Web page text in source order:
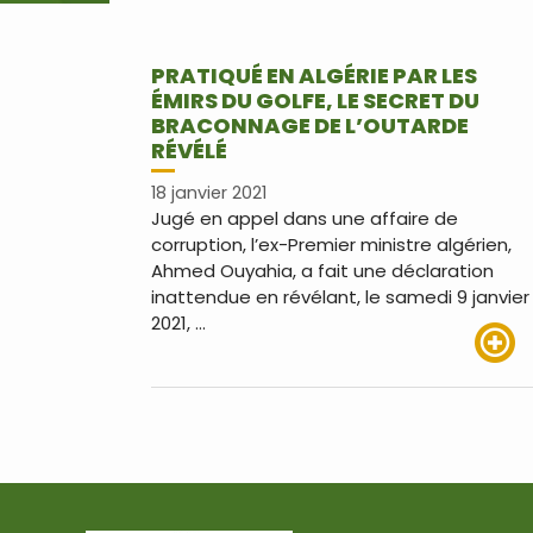
PRATIQUÉ EN ALGÉRIE PAR LES
ÉMIRS DU GOLFE, LE SECRET DU
BRACONNAGE DE L’OUTARDE
RÉVÉLÉ
18 janvier 2021
Jugé en appel dans une affaire de
corruption, l’ex-Premier ministre algérien,
Ahmed Ouyahia, a fait une déclaration
inattendue en révélant, le samedi 9 janvier
2021, …